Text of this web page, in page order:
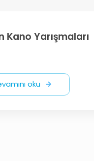
Kano Yarışmaları
oku